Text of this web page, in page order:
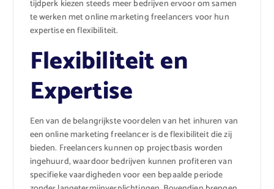
tijdperk kiezen steeds meer bedrijven ervoor om samen
te werken met online marketing freelancers voor hun
expertise en flexibiliteit.
Flexibiliteit en
Expertise
Een van de belangrijkste voordelen van het inhuren van
een online marketing freelancer is de flexibiliteit die zij
bieden. Freelancers kunnen op projectbasis worden
ingehuurd, waardoor bedrijven kunnen profiteren van
specifieke vaardigheden voor een bepaalde periode